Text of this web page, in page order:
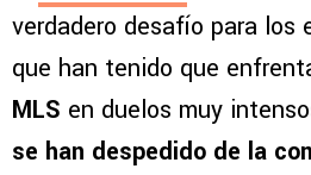
verdadero desafío para los
que han tenido que
MLS en duelos muy
se han despedido de la